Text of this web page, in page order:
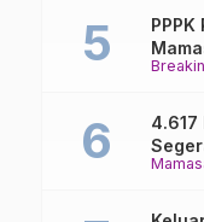
4.617